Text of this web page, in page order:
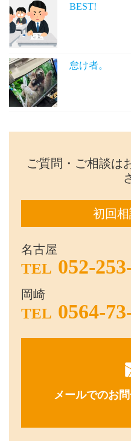
BEST!
怠け者。
ご質問・ご相談は
初回相
名古屋
TEL 052-
岡崎
TEL 0564-
メールでのお